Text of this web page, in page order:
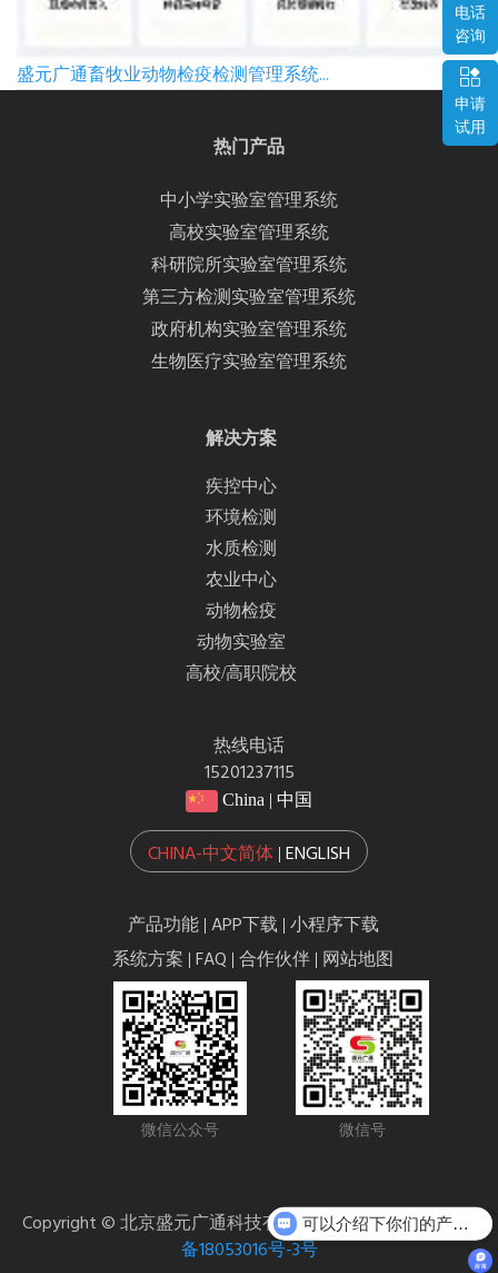
盛元广通畜牧业动物检疫检测管理系统...
电话
咨询
申请
试用
热门产品
中小学实验室管理系统
高校实验室管理系统
科研院所实验室管理系统
第三方检测实验室管理系统
政府机构实验室管理系统
生物医疗实验室管理系统
解决方案
疾控中心
环境检测
水质检测
农业中心
动物检疫
动物实验室
高校/高职院校
热线电话
15201237115
China | 中国
CHINA-中文简体 | ENGLISH
产品功能 | APP下载 | 小程序下载
系统方案 | FAQ | 合作伙伴 | 网站地图
微信公众号 微信号
Copyright © 北京盛元广通科技有限公司 版权所有
京ICP
备18053016号-3号
可以介绍下你们的产品么
你们是怎么收费的呢